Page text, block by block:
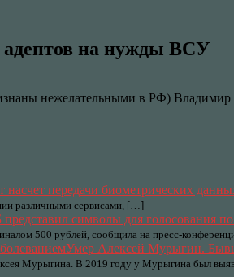
адептов на нужды ВСУ
нежелательными в РФ) Владимир
насчет передачи биометрических
различными сервисами, […]
символы для голосования
500 рублей, сообщила на пресс-
Умер Алексей Мурыгин.
Мурыгина. В 2019 году у Мурыгина был